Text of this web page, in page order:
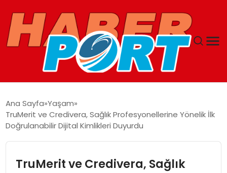
GUNCEL
Ana Sayfa Yaşam
TruMerit ve Credivera, Sağlık Profesyonellerine Yönelik İlk
Doğrulanabilir Dijital Kimlikleri Duyurdu
TruMerit ve Credivera, Sağlık